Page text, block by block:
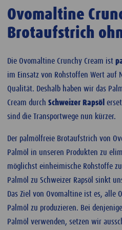
Ovomaltine
Brotaufstrich
Die Ovomaltine Crunchy Cream ist
im Einsatz von Rohstoffen Wert auf
Qualität. Deshalb haben wir das
Cream durch Schweizer Rapsöl
sind die Transportwege nun kürzer.
Der palmölfreie Brotaufstrich von
Palmöl in unseren Produkten zu
möglichst einheimische Rohstoffe
Palmöl zu Schweizer Rapsöl sinkt
Das Ziel von Ovomaltine ist es, alle
Palmöl zu produzieren. Bei
Palmöl verwenden, setzen wir